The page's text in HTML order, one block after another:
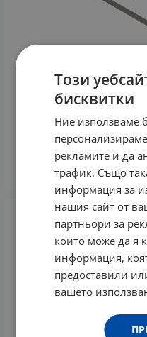
МЕЛАТОНИН
7.50 €
Този
бисквитки
Ние използваме
рекламите и да
трафик. Също
информация за
нашия сайт от
партньори за
които може да я
информация,
предоставили
вашето